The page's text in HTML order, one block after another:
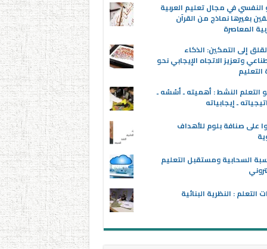
النفسي في مجال تعليم العربية
بغيرها نماذج من القرآن
المعاصرة
إلى التمكين: الذكاء
وتعزيز الاتجاه الإيجابي نحو
التعلم النشط : أهميته ـ أسُسُه ـ
ـ إيجابياته
على صنافة بلوم للأهداف
السحابية ومستقبل التعليم
التعلم : النظرية البنائية